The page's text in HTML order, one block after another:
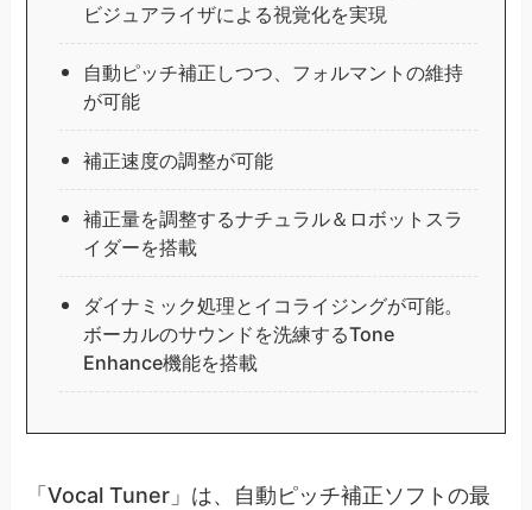
ビジュアライザによる視覚化を実現
自動ピッチ補正しつつ、フォルマントの維持
が可能
補正速度の調整が可能
補正量を調整するナチュラル＆ロボットスラ
イダーを搭載
ダイナミック処理とイコライジングが可能。
ボーカルのサウンドを洗練するTone
Enhance機能を搭載
「Vocal Tuner」は、自動ピッチ補正ソフトの最